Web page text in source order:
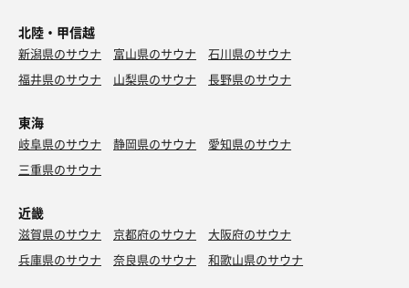
神戸ビーフとおむすび
北陸・甲信越
新潟県のサウナ 富山県のサウナ
石川県のサウナ
福井県のサウナ
山梨県のサウナ 長野県のサウナ
東海
岐阜県のサウナ 静岡県のサウナ
愛知県のサウナ
三重県のサウナ
近畿
滋賀県のサウナ 京都府のサウナ
大阪府のサウナ
兵庫県のサウナ
奈良県のサウナ 和歌山県のサウナ